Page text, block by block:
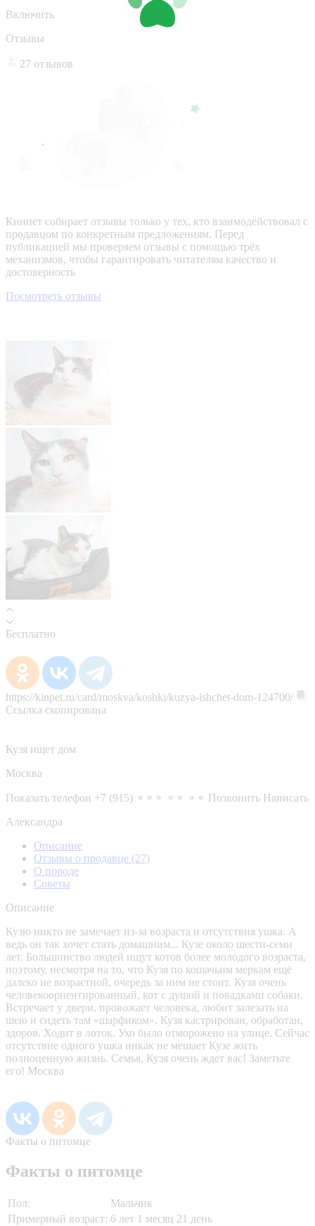
Включить
Отзывы
27 отзывов
Кинпет собирает отзывы только у тех, кто взаимодействовал с
продавцом по конкретным предложениям. Перед
публикацией мы проверяем отзывы с помощью трёх
механизмов, чтобы гарантировать читателям качество и
достоверность
Посмотреть отзывы
Бесплатно
https://kinpet.ru/card/moskva/koshki/kuzya-ishchet-dom-124700/
Ссылка скопирована
Кузя ищет дом
Москва
Показать телефон +7 (915) ⚬⚬⚬ ⚬⚬ ⚬⚬ Позвонить Написать
Александра
Описание
Отзывы о продавце (27)
О породе
Советы
Описание
Кузю никто не замечает из-за возраста и отсутствия ушка. А
ведь он так хочет стать домашним... Кузе около шести-семи
лет. Большинство людей ищут котов более молодого возраста,
поэтому, несмотря на то, что Кузя по кошачьим меркам ещё
далеко не возрастной, очередь за ним не стоит. Кузя очень
человекоориентированный, кот с душой и повадками собаки.
Встречает у двери, провожает человека, любит залезать на
шею и сидеть там «шарфиком». Кузя кастрирован, обработан,
здоров. Ходит в лоток. Ухо было отморожено на улице. Сейчас
отсутствие одного ушка никак не мешает Кузе жить
полноценную жизнь. Семья, Кузя очень ждет вас! Заметьте
его! Москва
Факты о питомце
Факты о питомце
Пол:
Мальчик
Примерный возраст: 6 лет 1 месяц 21 день